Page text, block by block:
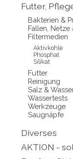
Futter,
Bakterien &
Fallen,
Filtermedien
Aktivkohle
Phosphat
Silikat
Futter
Reinigung
Salz &
Wassertests
Werkzeuge
Saugnäpfe
Diverses
AKTION -